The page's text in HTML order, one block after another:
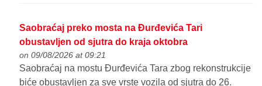
Saobraćaj preko mosta na Đurđevića Tari
obustavljen od sjutra do kraja oktobra
on 09/08/2026 at 09:21
Saobraćaj na mostu Đurđevića Tara zbog rekonstrukcije
biće obustavljen za sve vrste vozila od sjutra do 26.